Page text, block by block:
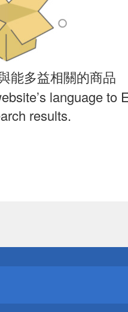
能多益相關的商品
language to
results.